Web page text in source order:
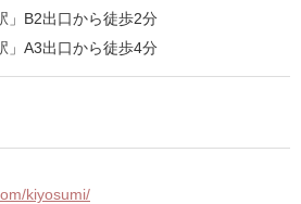
」B2出口から徒歩2分
」A3出口から徒歩4分
kiyosumi/